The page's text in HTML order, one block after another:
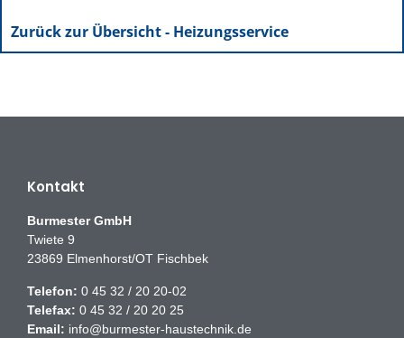
Zurück zur Übersicht - Heizungsservice
Kontakt
Burmester GmbH
Twiete 9
23869 Elmenhorst/OT Fischbek
Telefon: 0 45 32 / 20 20-02
Telefax: 0 45 32 / 20 20 25
Email: info@burmester-haustechnik.de